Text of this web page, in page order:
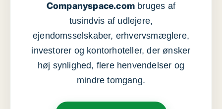
Companyspace.com bruges af
tusindvis af udlejere,
ejendomsselskaber, erhvervsmæglere,
investorer og kontorhoteller, der ønsker
høj synlighed, flere henvendelser og
mindre tomgang.